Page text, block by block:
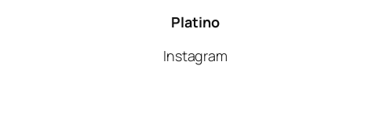
Platino
Instagram